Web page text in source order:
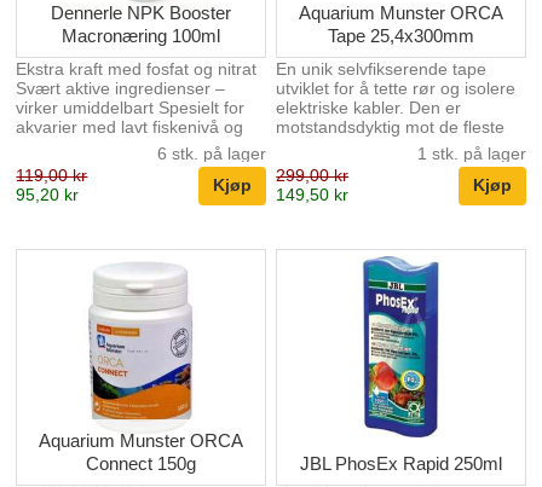
Dennerle NPK Booster
Macronæring 100ml
Ekstra kraft med fosfat og nitrat
Svært aktive ingredienser –
virker umiddelbart Spesielt for
akvarier med lavt fiskenivå og
frodig plantevekst For rask,
sterk, sunn vekst
6 stk. på lager
119,00 kr
95,20 kr
Aquarium Munster ORCA
Tape 25,4x300mm
En unik selvfikserende tape
utviklet for å tette rør og isolere
elektriske kabler. Den er
motstandsdyktig mot de fleste
kjemikalier og kan brukes på
praktisk talt alle materialer.
Ideell for midlertidige
reparasjoner.
1 stk. på lager
299,00 kr
149,50 kr
Aquarium Munster ORCA
Connect 150g
JBL PhosEx Rapid 250ml